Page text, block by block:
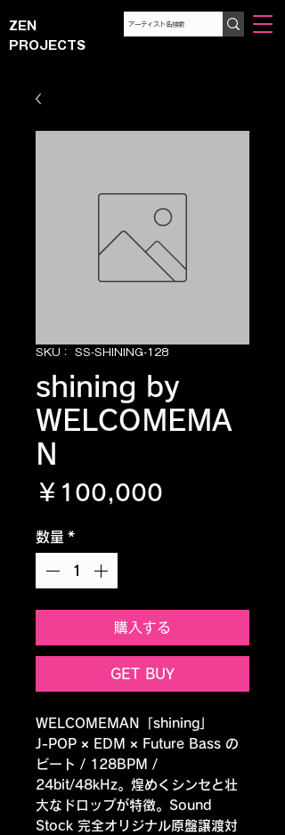
ZEN
PROJECTS
SKU： SS-SHINING-128
shining by
WELCOMEMA
N
￥100,000
数量 *
購入する
GET BUY
WELCOMEMAN「shining」
J-POP × EDM × Future Bass の
ビート / 128BPM /
24bit/48kHz。煌めくシンセと壮
大なドロップが特徴。Sound
Stock 完全オリジナル原盤譲渡対